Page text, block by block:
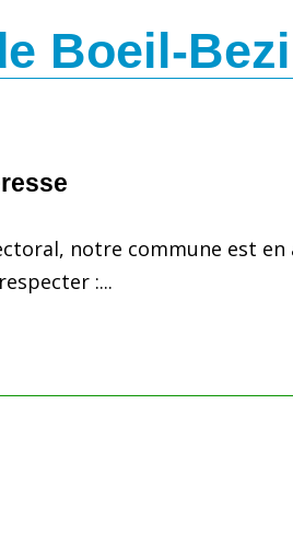
Boeil-
notre commune est en
:...